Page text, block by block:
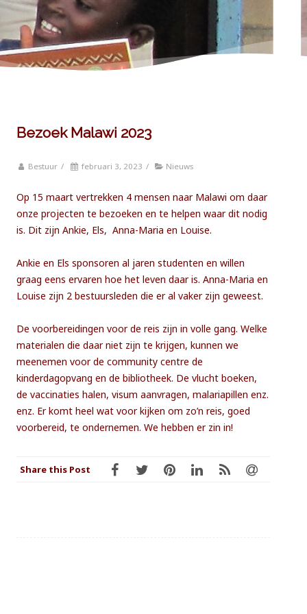
Bezoek Malawi 2023
Bestuur / februari 3, 2023 / Nieuws
Op 15 maart vertrekken 4 mensen naar Malawi om daar
onze projecten te bezoeken en te helpen waar dit nodig
is. Dit zijn Ankie, Els, Anna-Maria en Louise.
Ankie en Els sponsoren al jaren studenten en willen
graag eens ervaren hoe het leven daar is. Anna-Maria en
Louise zijn 2 bestuursleden die er al vaker zijn geweest.
De voorbereidingen voor de reis zijn in volle gang. Welke
materialen die daar niet zijn te krijgen, kunnen we
meenemen voor de community centre de
kinderdagopvang en de bibliotheek. De vlucht boeken,
de vaccinaties halen, visum aanvragen, malariapillen enz.
enz. Er komt heel wat voor kijken om zo’n reis, goed
voorbereid, te ondernemen. We hebben er zin in!
Share this Post